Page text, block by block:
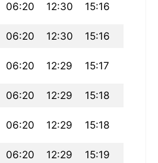
06:20 12:30 15:16
06:20 12:30 15:16
06:20 12:29 15:17
06:20 12:29 15:18
06:20 12:29 15:18
06:20 12:29 15:19